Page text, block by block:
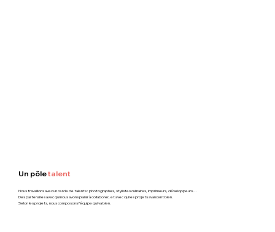
Un pôletalent
Nous travaillons avec un cercle de talents : photographes, stylistes culinaires, imprimeurs, développeurs…
Des partenaires avec qui nous avons plaisir à collaborer, et avec qui les projets avancent bien.
Selon les projets, nous composons l’équipe qui va bien.